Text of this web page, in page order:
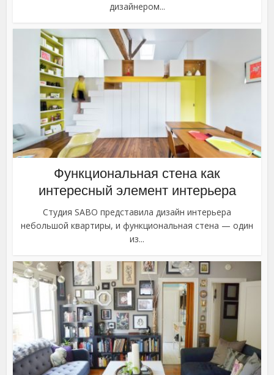
дизайнером...
Функциональная стена как
интересный элемент интерьера
Студия SABO представила дизайн интерьера
небольшой квартиры, и функциональная стена — один
из...